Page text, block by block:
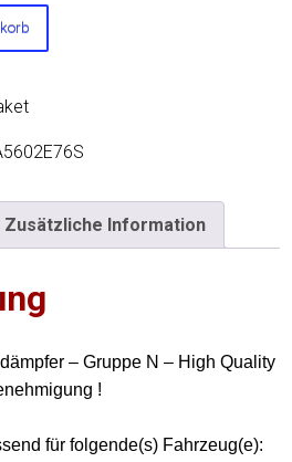
Zusätzliche Information
– Gruppe N – High Quality
!
für folgende(s) Fahrzeug(e):